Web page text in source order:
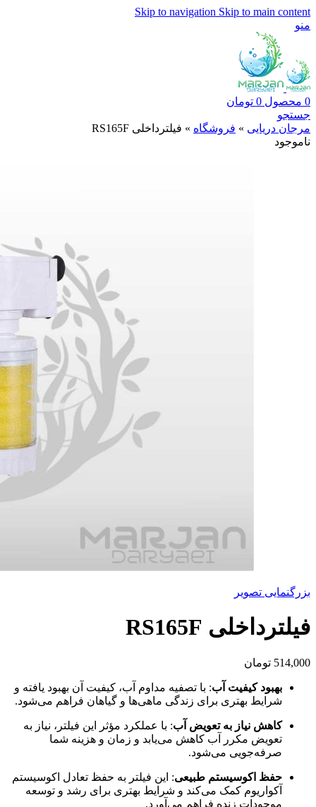
Skip to navigation Skip to main content
منو
0 محصول 0 تومان
جستجو
مرجان دریایی » فروشگاه » فیلترداخلی RS165F
ناموجود
بزرگنمایی تصویر
فیلترداخلی RS165F
514,000 تومان
بهبود کیفیت آب: با تصفیه مداوم آب، کیفیت آن بهبود یافته و
شرایط بهتری برای زندگی ماهی‌ها و گیاهان فراهم می‌شود.
کاهش نیاز به تعویض آب: با عملکرد مؤثر این فیلتر، نیاز به
تعویض مکرر آب کاهش می‌یابد و زمان و هزینه شما
صرفه‌جویی می‌شود.
حفظ اکوسیستم طبیعی: این فیلتر به حفظ تعادل اکوسیستم
آکواریوم کمک می‌کند و شرایط بهتری برای رشد و توسعه
موجودات زنده فراهم می‌آورد.